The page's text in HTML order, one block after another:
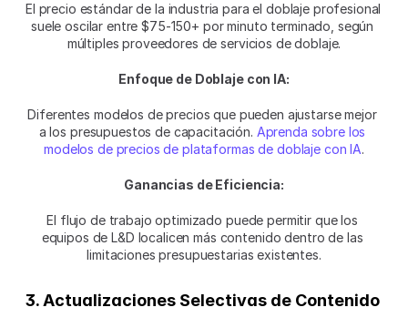
El precio estándar de la industria para el doblaje profesional
suele oscilar entre $75-150+ por minuto terminado, según
múltiples proveedores de servicios de doblaje.
Enfoque de Doblaje con IA:
Diferentes modelos de precios que pueden ajustarse mejor
a los presupuestos de capacitación. Aprenda sobre los
modelos de precios de plataformas de doblaje con IA.
Ganancias de Eficiencia:
El flujo de trabajo optimizado puede permitir que los
equipos de L&D localicen más contenido dentro de las
limitaciones presupuestarias existentes.
3. Actualizaciones Selectivas de Contenido